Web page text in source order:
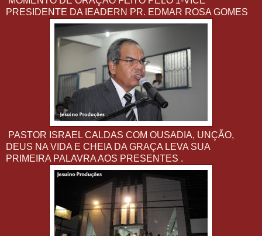
PRESIDENTE DA IEADERN PR. EDMAR ROSA GOMES
PASTOR ISRAEL CALDAS COM OUSADIA, UNÇÃO,
DEUS NA VIDA E CHEIA DA GRAÇA LEVA SUA
PRIMEIRA PALAVRA AOS PRESENTES .